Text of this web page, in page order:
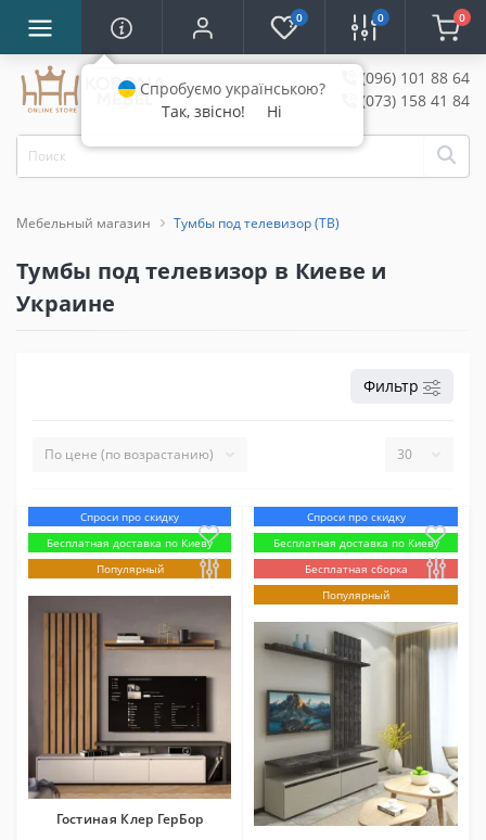
0 0 0
(096) 101 88 64
(073) 158 41 84
Мебельный магазин Тумбы под телевизор (ТВ)
Тумбы под телевизор в Киеве и
Украине
Фильтр
Спроси про скидку
Бесплатная доставка по Киеву
Популярный
Гостиная Клер ГерБор
Спроси про скидку
Бесплатная доставка по Киеву
Бесплатная сборка
Популярный
Спробуємо українською?
Так, звісно!
Ні